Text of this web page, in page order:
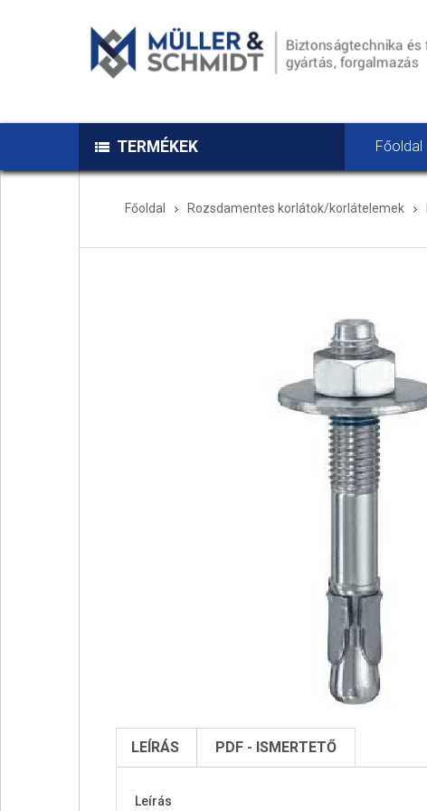
TERMÉKEK Főoldal
Főoldal Rozsdamentes korlátok/korlátelemek
LEÍRÁS PDF - ISMERTETŐ
Leírás